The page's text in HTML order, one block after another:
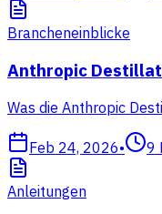
Brancheneinblicke
Anthropic
Was die Anthropic
Feb 24, 2026• 9
Anleitungen